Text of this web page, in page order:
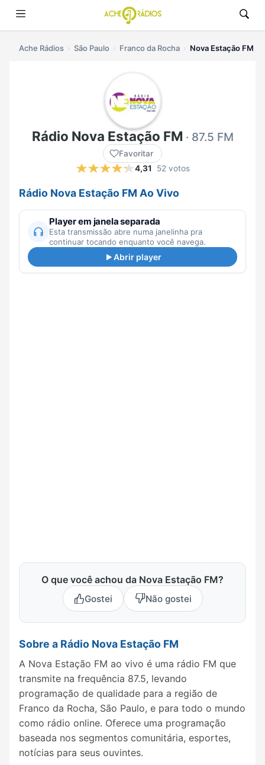
Ache Rádios São Paulo Franco da Rocha Nova Estação FM
Rádio Nova Estação FM · 87.5 FM
Favoritar
4,31
52 votos
Rádio Nova Estação FM Ao Vivo
Player em janela separada
Esta transmissão abre numa janelinha pra
continuar tocando enquanto você navega.
Abrir player
O que você achou da Nova Estação FM?
Gostei Não gostei
Sobre a Rádio Nova Estação FM
A Nova Estação FM ao vivo é uma rádio FM que
transmite na frequência 87.5, levando
programação de qualidade para a região de
Franco da Rocha, São Paulo, e para todo o mundo
como rádio online. Oferece uma programação
baseada nos segmentos comunitária, esportes,
notícias para seus ouvintes.